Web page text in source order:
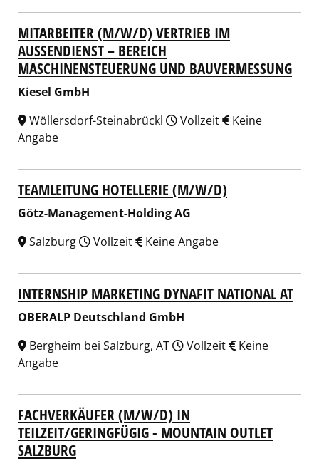
MITARBEITER (M/W/D) VERTRIEB IM
AUSSENDIENST – BEREICH M
ASCHINENSTEUERUNG UND BAUVERMESSUNG
Kiesel GmbH
Wöllersdorf-Steinabrückl
Vollzeit
Keine
Angabe
TEAMLEITUNG HOTELLERIE (M/W/D)
Götz-Management-Holding AG
Salzburg
Vollzeit Keine Angabe
INTERNSHIP MARKETING DYNAFIT NATIONAL AT
OBERALP Deutschland GmbH
Bergheim bei Salzburg, AT
Vollzeit
Keine
Angabe
FACHVERKÄUFER (M/W/D) IN
TEILZEIT/GERINGFÜGIG - MOUNTAIN OUTLET
SALZBURG